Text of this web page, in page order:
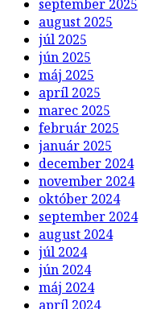
september 2025
august 2025
júl 2025
jún 2025
máj 2025
apríl 2025
marec 2025
február 2025
január 2025
december 2024
november 2024
október 2024
september 2024
august 2024
júl 2024
jún 2024
máj 2024
apríl 2024